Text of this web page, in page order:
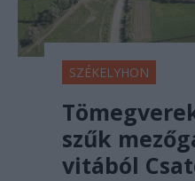
SZÉKELYHON
szűk
vitából